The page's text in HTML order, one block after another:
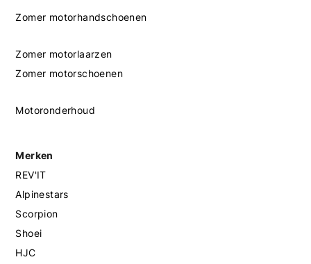
Zomer motorhandschoenen
Zomer motorlaarzen
Zomer motorschoenen
Motoronderhoud
Merken
REV'IT
Alpinestars
Scorpion
Shoei
HJC